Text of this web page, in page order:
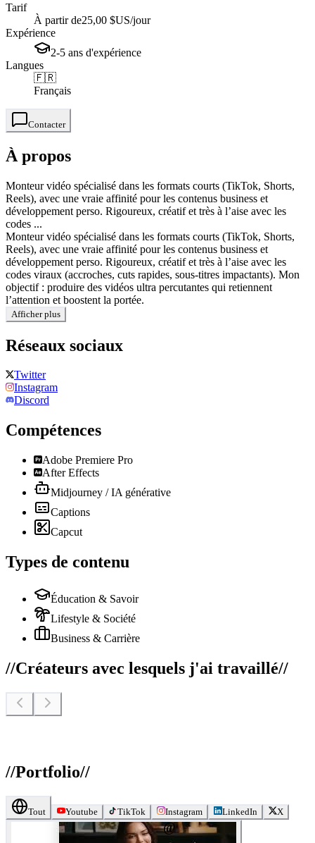
Tarif
À partir de25,00 $US/jour
Expérience
2-5 ans d'expérience
Langues
🇫🇷
Français
Contacter
À propos
Monteur vidéo spécialisé dans les formats courts (TikTok, Shorts,
Reels), avec une vraie affinité pour les contenus business et
développement perso. Rigoureux, créatif et très à l’aise avec les
codes ...
Monteur vidéo spécialisé dans les formats courts (TikTok, Shorts,
Reels), avec une vraie affinité pour les contenus business et
développement perso. Rigoureux, créatif et très à l’aise avec les
codes viraux (accroches, cuts rapides, sous-titres impactants). Mon
objectif : produire des vidéos ultra percutantes qui retiennent
l’attention et boostent la portée.
Afficher plus
Réseaux sociaux
Twitter
Instagram
Discord
Compétences
Adobe Premiere Pro
After Effects
Midjourney / IA générative
Captions
Capcut
Types de contenu
Éducation & Savoir
Lifestyle & Société
Business & Carrière
//Créateurs avec lesquels j'ai travaillé//
//Portfolio//
Tout Youtube TikTok Instagram LinkedIn X
@